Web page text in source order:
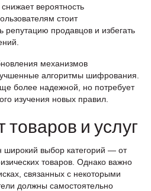
вероятность
стоит
репутацию продавцов и избегать
механизмов
алгоритмы шифрования.
более надежной, но потребует
изучения новых правил.
и услуг
широкий выбор категорий — от
товаров. Однако важно
связанных с некоторыми
должны самостоятельно